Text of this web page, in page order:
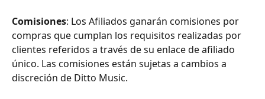
Comisiones: Los Afiliados ganarán comisiones por
compras que cumplan los requisitos realizadas por
clientes referidos a través de su enlace de afiliado
único. Las comisiones están sujetas a cambios a
discreción de Ditto Music.